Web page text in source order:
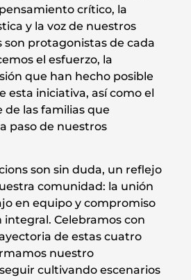
crítico, la
y la voz de nuestros
son protagonistas de cada
el esfuerzo, la
que han hecho posible
esta iniciativa, así como el
las familias que
paso de nuestros
son sin duda, un reflejo
comunidad: la unión
en equipo y compromiso
Celebramos con
de estas cuatro
nuestro
cultivando escenarios